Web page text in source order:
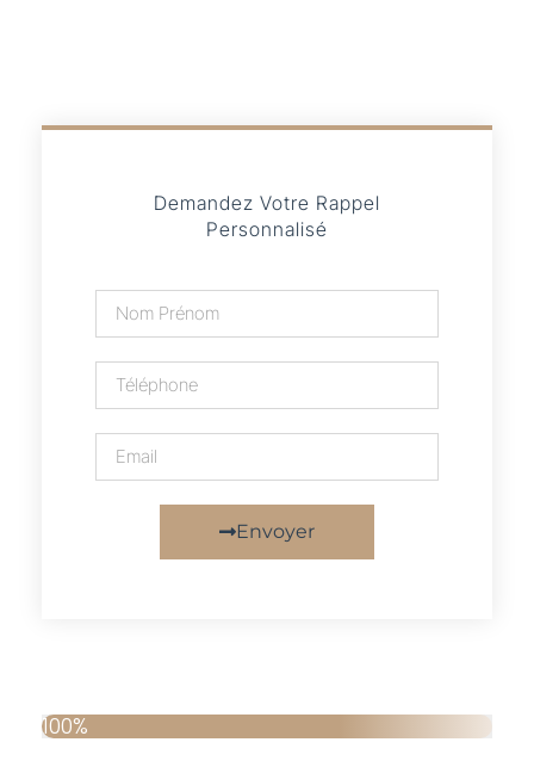
Demandez Votre Rappel
Personnalisé
Envoyer
100%